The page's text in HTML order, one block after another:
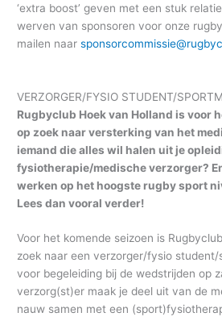
‘extra boost’ geven met een stuk
werven van sponsoren voor onze
mailen naar
VERZORGER/FYSIO STUDENT/
Rugbyclub Hoek van Holland is voor
op zoek naar versterking van het
iemand die alles wil halen uit je
fysiotherapie/medische verzorger?
werken op het hoogste rugby sport
Lees dan vooral verder!
Voor het komende seizoen is
zoek naar een verzorger/fysio
voor begeleiding bij de wedstrijden op
verzorg(st)er maak je deel uit van de
nauw samen met een